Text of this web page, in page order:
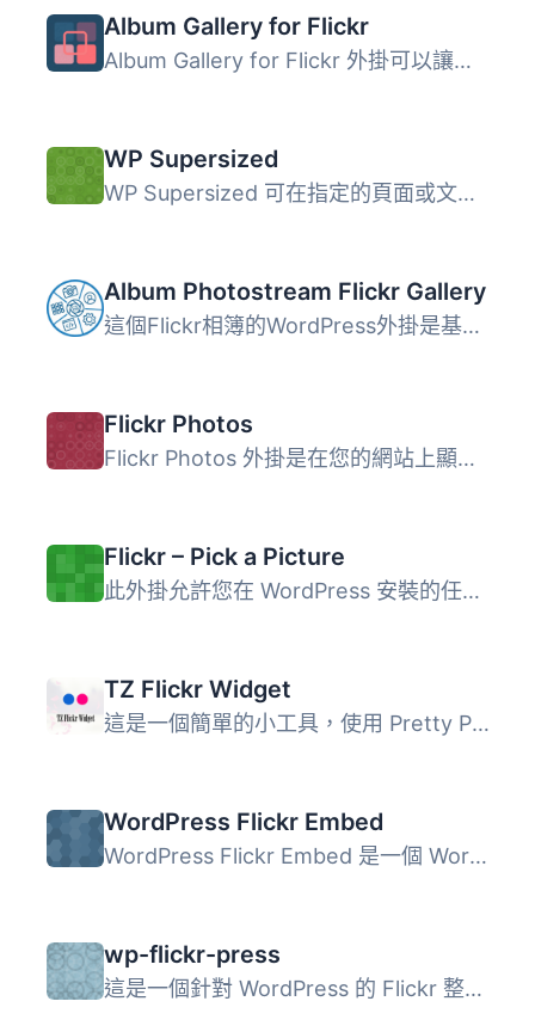
Album Gallery for Flickr
Album Gallery for Flickr 外掛可以讓使用者直接在 WordPress...
WP Supersized
WP Supersized 可在指定的頁面或文章中顯示全螢幕背景幻燈片...
Album Photostream Flickr Gallery
這個Flickr相簿的WordPress外掛是基於PHP API，並且使用了Boo...
Flickr Photos
Flickr Photos 外掛是在您的網站上顯示 Flickr 照片的最完美...
Flickr – Pick a Picture
此外掛允許您在 WordPress 安裝的任何位置挑選 Flickr 的創用...
TZ Flickr Widget
這是一個簡單的小工具，使用 Pretty Photo 打開畫廊圖片，在...
WordPress Flickr Embed
WordPress Flickr Embed 是一個 WordPress 外掛，提供互動介...
wp-flickr-press
這是一個針對 WordPress 的 Flickr 整合外掛。 最新的原始碼...